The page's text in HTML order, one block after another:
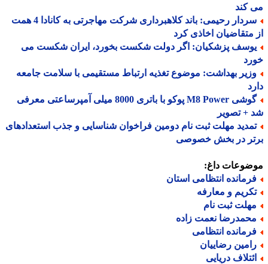
کند
سردار رحیمی: باند کلاهبرداری شرکت مهاجرتی به کانادا 4 همت
متقاضیان اخاذی کرد
پزشکیان: اگر دولت شکست بخورد، ایران شکست می
بهداشت: موضوع تغذیه ارتباط مستقیمی با سلامت جامعه
گوشی M8 Power پوکو با باتری 8000 میلی آمپرساعتی معرفی
+ تصویر
مهلت ثبت نام دومین فراخوان شناسایی و جذب استعدادهای
در بخش خصوصی
داغ:
انتظامی استان
و معارفه
ثبت نام
نعمت زاده
انتظامی
رضاییان
دریایی